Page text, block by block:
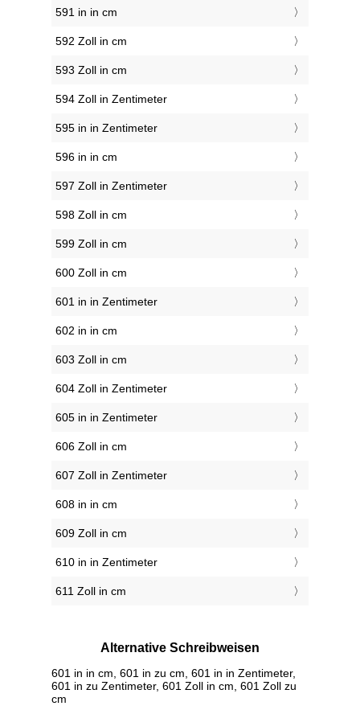
591 in in cm
592 Zoll in cm
593 Zoll in cm
594 Zoll in Zentimeter
595 in in Zentimeter
596 in in cm
597 Zoll in Zentimeter
598 Zoll in cm
599 Zoll in cm
600 Zoll in cm
601 in in Zentimeter
602 in in cm
603 Zoll in cm
604 Zoll in Zentimeter
605 in in Zentimeter
606 Zoll in cm
607 Zoll in Zentimeter
608 in in cm
609 Zoll in cm
610 in in Zentimeter
611 Zoll in cm
Alternative Schreibweisen
601 in in cm, 601 in zu cm, 601 in in Zentimeter,
601 in zu Zentimeter, 601 Zoll in cm, 601 Zoll zu
cm